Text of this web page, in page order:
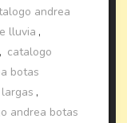
andrea
lluvia ,
, catalogo
botas
,
andrea botas